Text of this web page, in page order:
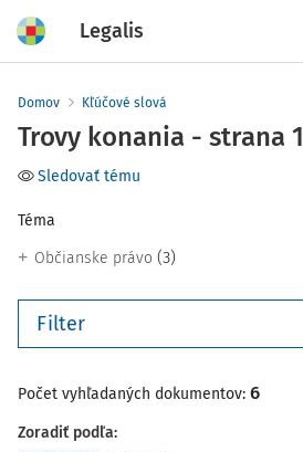
Legalis
Domov Kľúčové slová
Trovy konania - strana 1
Sledovať tému
Téma
Občianske právo (3)
Filter
Počet vyhľadaných dokumentov: 6
Zoradiť podľa: